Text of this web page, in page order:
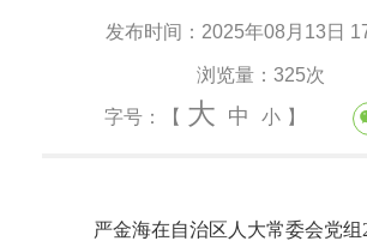
发布时间： 2025年08月13日
浏览量： 325次
字号：【 大 中 小 】
严金海在自治区人大常委会党组